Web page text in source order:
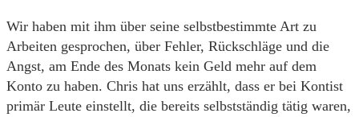
Wir haben mit ihm über seine selbstbestimmte Art zu
Arbeiten gesprochen, über Fehler, Rückschläge und die
Angst, am Ende des Monats kein Geld mehr auf dem
Konto zu haben. Chris hat uns erzählt, dass er bei Kontist
primär Leute einstellt, die bereits selbstständig tätig waren,